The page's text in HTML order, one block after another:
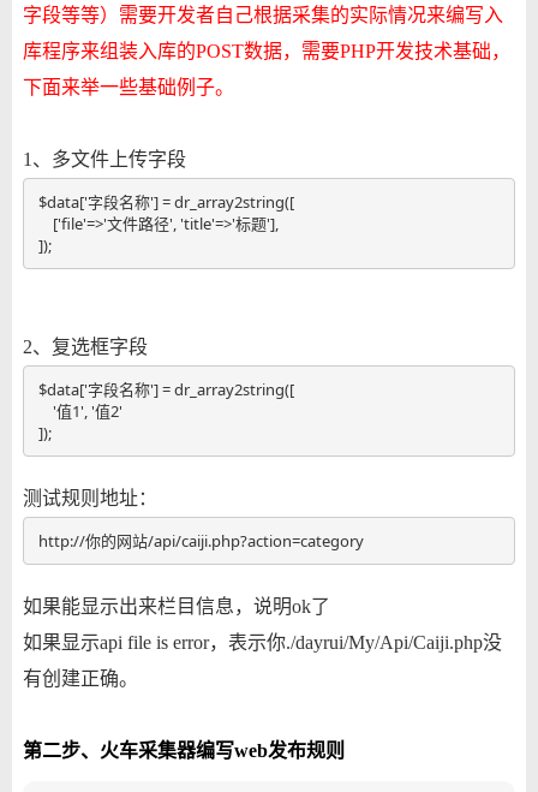
字段等等）需要开发者自己根据采集的实际情况来编写入
库程序来组装入库的POST数据，需要PHP开发技术基础，
下面来举一些基础例子。
1、多文件上传字段
$data['字段名称'] = dr_array2string([
['file'=>'文件路径', 'title'=>'标题'],
]);
2、复选框字段
$data['字段名称'] = dr_array2string([
'值1', '值2'
]);
测试规则地址：
http://你的网站/api/caiji.php?action=category
如果能显示出来栏目信息，说明ok了
如果显示api file is error，表示你./dayrui/My/Api/Caiji.php没
有创建正确。
第二步、火车采集器编写web发布规则